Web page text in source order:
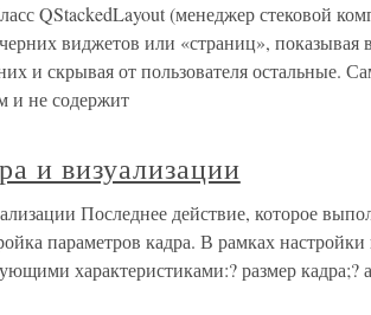
QStackedLayout (менеджер стековой
виджетов или «страниц»,
и скрывая от пользователя остальные.
и не содержит
и визуализации
Последнее действие, которое
параметров кадра. В рамках
характеристиками:? размер кадра;?